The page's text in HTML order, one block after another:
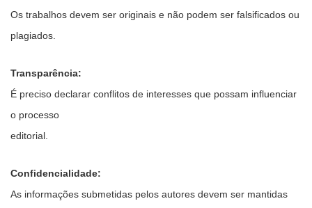
Os trabalhos devem ser originais e não podem ser falsificados ou
plagiados.
Transparência:
É preciso declarar conflitos de interesses que possam influenciar
o processo
editorial.
Confidencialidade:
As informações submetidas pelos autores devem ser mantidas